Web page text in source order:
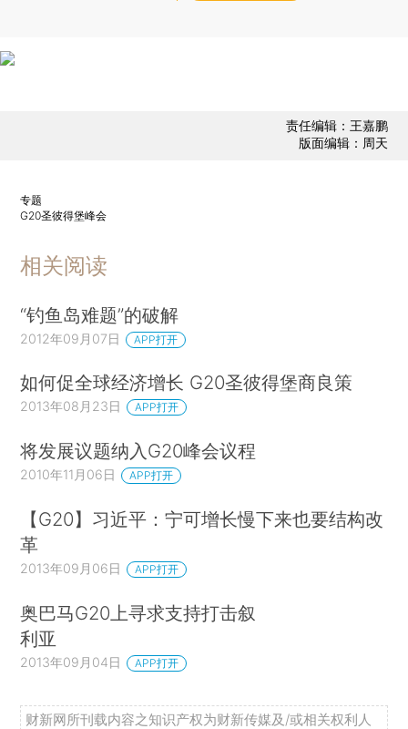
责任编辑：王嘉鹏
版面编辑：周天
专题
G20圣彼得堡峰会
相关阅读
“钓鱼岛难题”的破解
2012年09月07日 APP打开
如何促全球经济增长 G20圣彼得堡商良策
2013年08月23日 APP打开
将发展议题纳入G20峰会议程
2010年11月06日 APP打开
【G20】习近平：宁可增长慢下来也要结构改
革
2013年09月06日 APP打开
奥巴马G20上寻求支持打击叙
利亚
2013年09月04日 APP打开
财新网所刊载内容之知识产权为财新传媒及/或相关权利人